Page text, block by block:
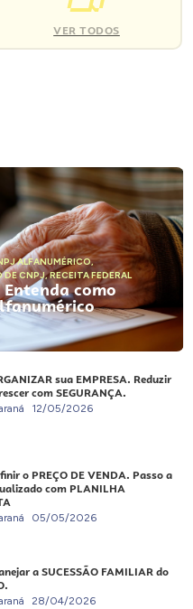
VER TODOS
ALFANUMÉRICO,
DE CNPJ,RECEITA FEDERAL
como
sua EMPRESA. Reduzir
com SEGURANÇA.
12/05/2026
o PREÇO DE VENDA. Passo a
com PLANILHA
05/05/2026
a SUCESSÃO FAMILIAR do
28/04/2026